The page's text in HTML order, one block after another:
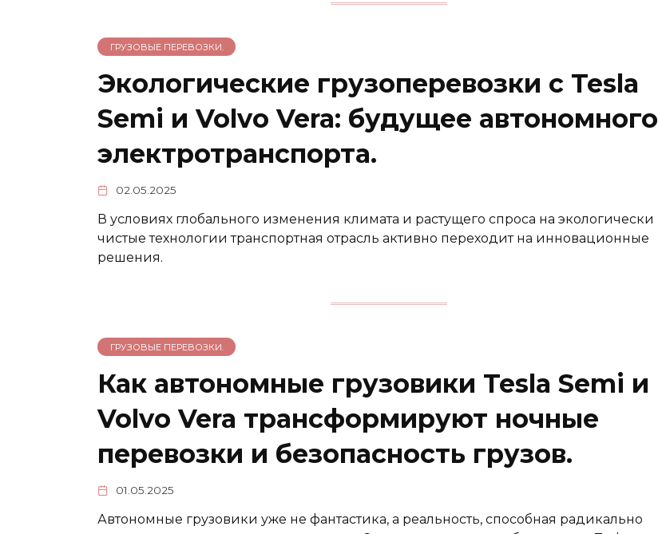
ГРУЗОВЫЕ ПЕРЕВОЗКИ.
Экологические грузоперевозки с Tesla
Semi и Volvo Vera: будущее автономного
электротранспорта.
02.05.2025
В условиях глобального изменения климата и растущего спроса на экологически
чистые технологии транспортная отрасль активно переходит на инновационные
решения.
ГРУЗОВЫЕ ПЕРЕВОЗКИ.
Как автономные грузовики Tesla Semi и
Volvo Vera трансформируют ночные
перевозки и безопасность грузов.
01.05.2025
Автономные грузовики уже не фантастика, а реальность, способная радикально